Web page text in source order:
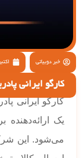
خبر دوبیاتی اکتبر 30, 2024
کارگو ایرانی
کارگو ایرانی
یک
می‌شود. این